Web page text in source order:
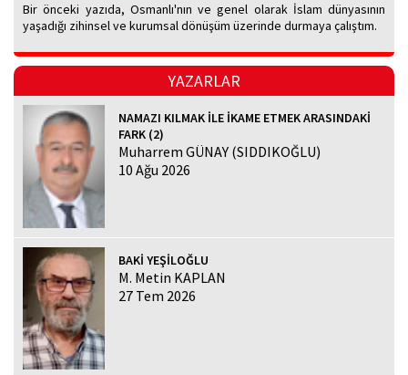
Bir önceki yazıda, Osmanlı'nın ve genel olarak İslam dünyasının
yaşadığı zihinsel ve kurumsal dönüşüm üzerinde durmaya çalıştım.
YAZARLAR
NAMAZI KILMAK İLE İKAME ETMEK ARASINDAKİ
FARK (2)
Muharrem GÜNAY (SIDDIKOĞLU)
10 Ağu 2026
BAKİ YEŞİLOĞLU
M. Metin KAPLAN
27 Tem 2026